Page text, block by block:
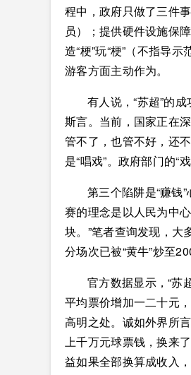
程中，政府只做了三件
员）；提供硬件设施保
造“梗”玩“梗”（不指导
游客方面主动作为。
有人说，“苏超”的
斯言。当前，国家正在
管不了，也管不好，还
是“唱戏”。政府部门的“
第三个陷阱是“赚钱
赛的理念是以人民为中
块。”笔者查询发现，大
分场次已被“黄牛”炒至
官方数据显示，“苏
平均票价增加一二十元
高明之处。诚如外界所
上千万元球票钱，换来
益如果全部换算成收入